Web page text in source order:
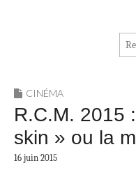
CINÉMA
R.C.M. 2015
skin » ou la
16 juin 2015